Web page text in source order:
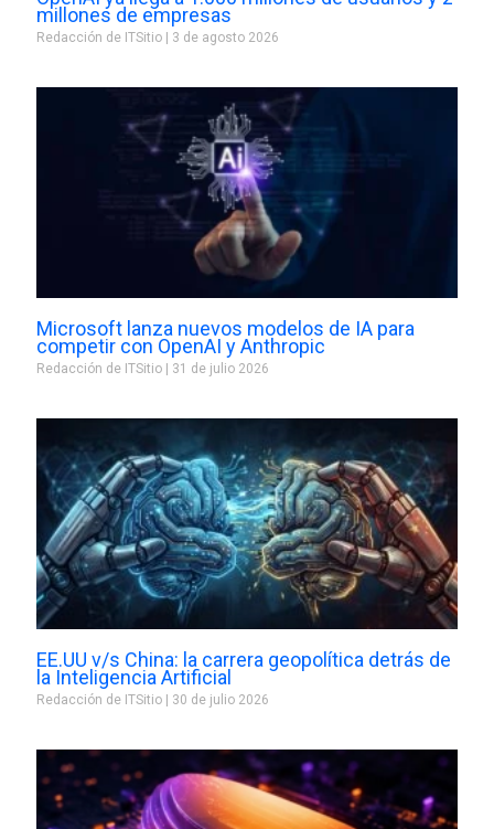
millones de empresas
Redacción de ITSitio 3 de agosto 2026
Microsoft lanza nuevos modelos de IA para
competir con OpenAI y Anthropic
Redacción de ITSitio 31 de julio 2026
EE.UU v/s China: la carrera geopolítica detrás de
la Inteligencia Artificial
Redacción de ITSitio 30 de julio 2026